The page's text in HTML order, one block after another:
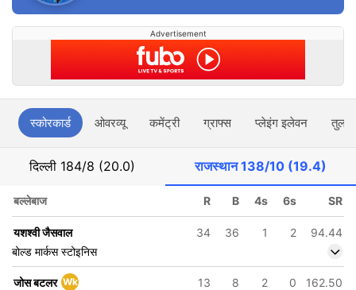
Advertisement
स्कोरकार्ड ओवरव्यू कमेंट्री ग्राफ्स प्लेइंग इलेवन तुलना
दिल्ली 184/8 (20.0) राजस्थान138/10 (19.4)
बल्लेबाज R B 4s 6s SR
यशश्वी जैसवाल 34 36 1 2
94.44
बोल्ड मार्कस स्टोइनिस
जोस बटलर Wk 13 8 2 0
162.50